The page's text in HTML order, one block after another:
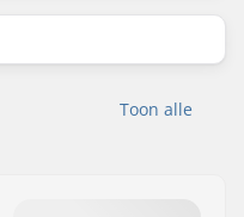
Toon alle